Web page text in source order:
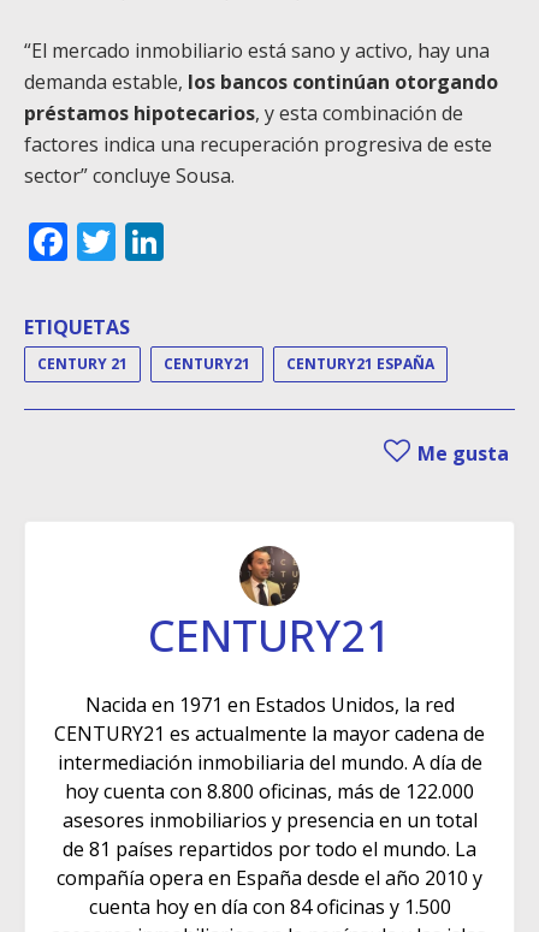
“El mercado inmobiliario está sano y activo, hay una
demanda estable, los bancos continúan otorgando
préstamos hipotecarios, y esta combinación de
factores indica una recuperación progresiva de este
sector” concluye Sousa.
Facebook
Twitter
ETIQUETAS
CENTURY 21 CENTURY21 CENTURY21 ESPAÑA
Me gusta
CENTURY21
Nacida en 1971 en Estados Unidos, la red
CENTURY21 es actualmente la mayor cadena de
intermediación inmobiliaria del mundo. A día de
hoy cuenta con 8.800 oficinas, más de 122.000
asesores inmobiliarios y presencia en un total
de 81 países repartidos por todo el mundo. La
compañía opera en España desde el año 2010 y
cuenta hoy en día con 84 oficinas y 1.500